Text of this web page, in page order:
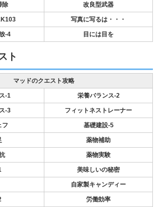
除 改良型武器
写真に写るは・・・
-4 目には目を
ト
マッドのクエスト攻略
-1 栄養バランス-2
-3 フィットネストレーナー
フ 基礎建設-5
薬物補助
薬物実験
美味しいの秘密
自家製キャンディー
労働効率